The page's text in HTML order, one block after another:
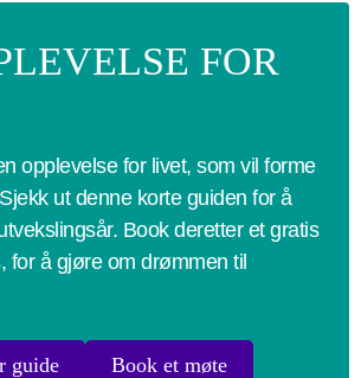
FOR
opplevelse for livet, som vil forme
ut denne korte guiden for å
Book deretter et gratis
for å gjøre om drømmen til
guide Book et møte